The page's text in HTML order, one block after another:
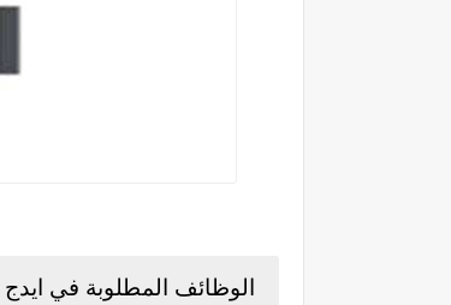
الوظائف المطلوبة في ايدج